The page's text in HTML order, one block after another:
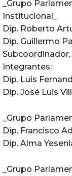
_Grupo
Institucional_
Dip. Roberto
Dip. Guillermo
Subcoordinador,
Integrantes:
Dip. Luis
Dip. José Luis
_Grupo
Dip. Francisco
Dip. Alma
_Grupo